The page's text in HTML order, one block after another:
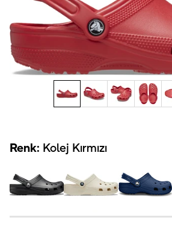
Renk: Kolej Kırmızı